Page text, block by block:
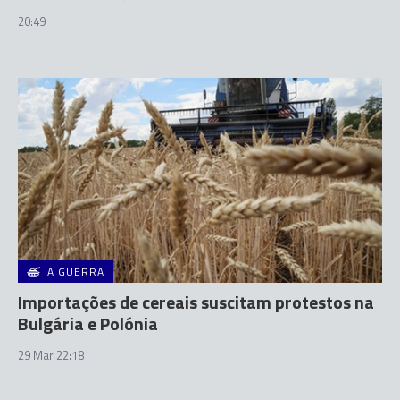
20:49
A GUERRA
Importações de cereais suscitam protestos na
Bulgária e Polónia
29 Mar 22:18